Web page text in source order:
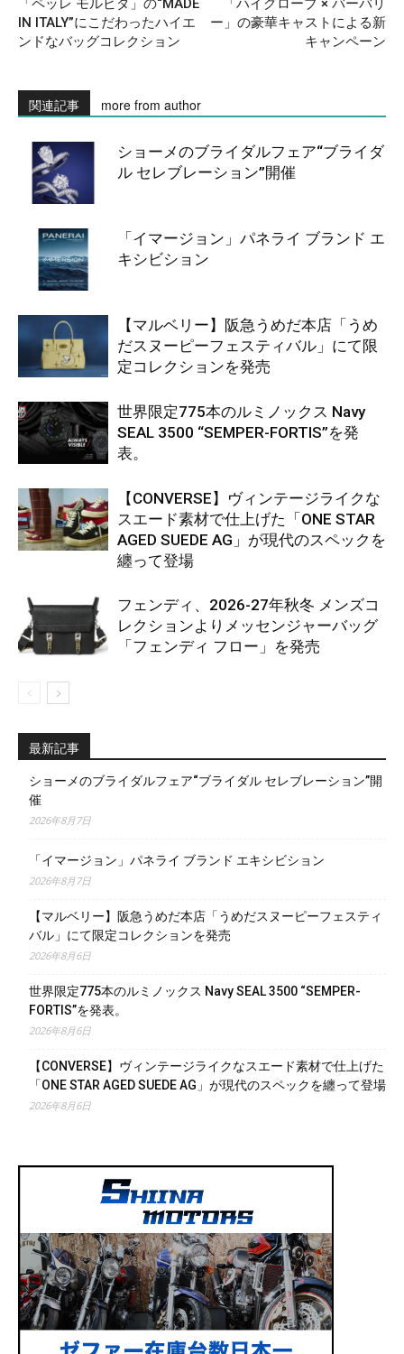
「ペッレ モルビダ」の“MADE
IN ITALY”にこだわったハイエ
ンドなバッグコレクション
「ハイグローブ × バーバリ
ー」の豪華キャストによる新
キャンペーン
関連記事 more from author
ショーメのブライダルフェア“ブライダ
ル セレブレーション”開催
「イマージョン」パネライ ブランド エ
キシビション
【マルベリー】阪急うめだ本店「うめ
だスヌーピーフェスティバル」にて限
定コレクションを発売
世界限定775本のルミノックス Navy
SEAL 3500 “SEMPER-FORTIS”を発
表。
【CONVERSE】ヴィンテージライクな
スエード素材で仕上げた「ONE STAR
AGED SUEDE AG」が現代のスペックを
纏って登場
フェンディ、2026-27年秋冬 メンズコ
レクションよりメッセンジャーバッグ
「フェンディ フロー」を発売
最新記事
ショーメのブライダルフェア“ブライダル セレブレーション”開
催
2026年8月7日
「イマージョン」パネライ ブランド エキシビション
2026年8月7日
【マルベリー】阪急うめだ本店「うめだスヌーピーフェスティ
バル」にて限定コレクションを発売
2026年8月6日
世界限定775本のルミノックス Navy SEAL 3500 “SEMPER-
FORTIS”を発表。
2026年8月6日
【CONVERSE】ヴィンテージライクなスエード素材で仕上げた
「ONE STAR AGED SUEDE AG」が現代のスペックを纏って登場
2026年8月6日